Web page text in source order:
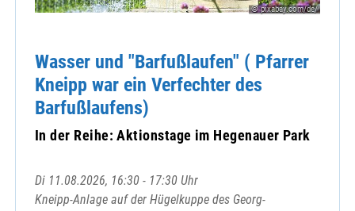
© pixabay.com/de/
Wasser und "Barfußlaufen" ( Pfarrer
Kneipp war ein Verfechter des
Barfußlaufens)
In der Reihe: Aktionstage im Hegenauer Park
Di 11.08.2026, 16:30 - 17:30 Uhr
Kneipp-Anlage auf der Hügelkuppe des Georg-